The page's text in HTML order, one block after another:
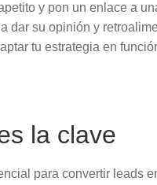
y pon un enlace a
dar su opinión y
tu estrategia en
la clave
para convertir leads